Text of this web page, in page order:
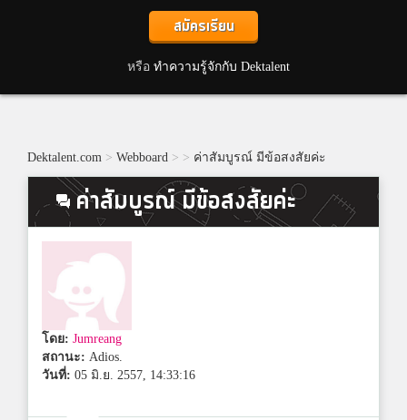
สมัครเรียน
หรือ ทำความรู้จักกับ Dektalent
Dektalent.com > Webboard > > ค่าสัมบูรณ์ มีข้อสงสัยค่ะ
ค่าสัมบูรณ์ มีข้อสงสัยค่ะ
โดย: Jumreang
สถานะ: Adios.
วันที่: 05 มิ.ย. 2557, 14:33:16